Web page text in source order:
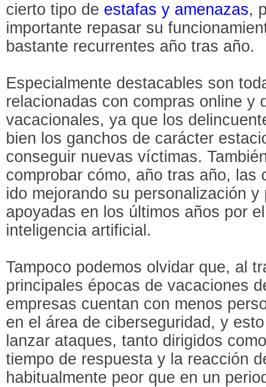
cierto tipo de estafas y amenazas,
importante repasar su
bastante recurrentes año tras año.
Especialmente destacables son
relacionadas con compras online y
vacacionales, ya que los
bien los ganchos de carácter
conseguir nuevas víctimas.
comprobar cómo, año tras año, las
ido mejorando su personalización
apoyadas en los últimos años por
inteligencia artificial.
Tampoco podemos olvidar que, al
principales épocas de vacaciones
empresas cuentan con menos
en el área de ciberseguridad, y
lanzar ataques, tanto dirigidos
tiempo de respuesta y la reacción
habitualmente peor que en un